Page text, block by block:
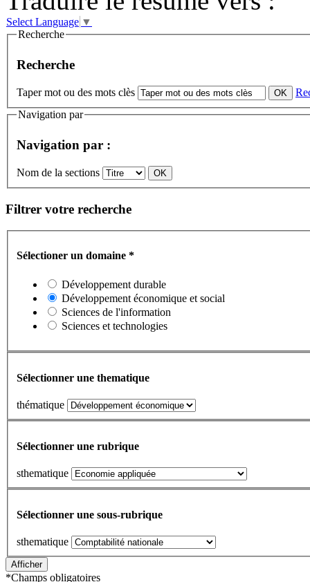
Select Language ▼
Recherche
Recherche
Taper mot ou des mots clès
Navigation par
Navigation par :
Nom de la sections
Filtrer votre recherche
Sélectioner un domaine *
Développement durable
Développement économique et social
Sciences de l'information
Sciences et technologies
Sélectionner une thematique
thématique
Sélectionner une rubrique
sthematique
Sélectionner une sous-rubrique
sthematique
*Champs obligatoires